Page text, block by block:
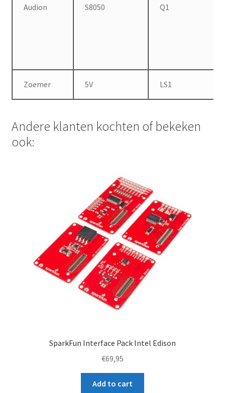
Audion S8050 Q1
Zoemer 5V LS1
Andere klanten kochten of bekeken
ook:
SparkFun Interface Pack Intel Edison
€69,95
Add to cart